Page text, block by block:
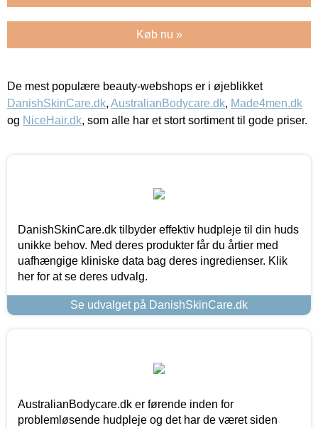
Køb nu »
De mest populære beauty-webshops er i øjeblikket
DanishSkinCare.dk, AustralianBodycare.dk, Made4men.dk
og NiceHair.dk, som alle har et stort sortiment til gode priser.
DanishSkinCare.dk tilbyder effektiv hudpleje til din huds
unikke behov. Med deres produkter får du årtier med
uafhængige kliniske data bag deres ingredienser. Klik
her for at se deres udvalg.
Se udvalget på DanishSkinCare.dk
AustralianBodycare.dk er førende inden for
problemløsende hudpleje og det har de været siden